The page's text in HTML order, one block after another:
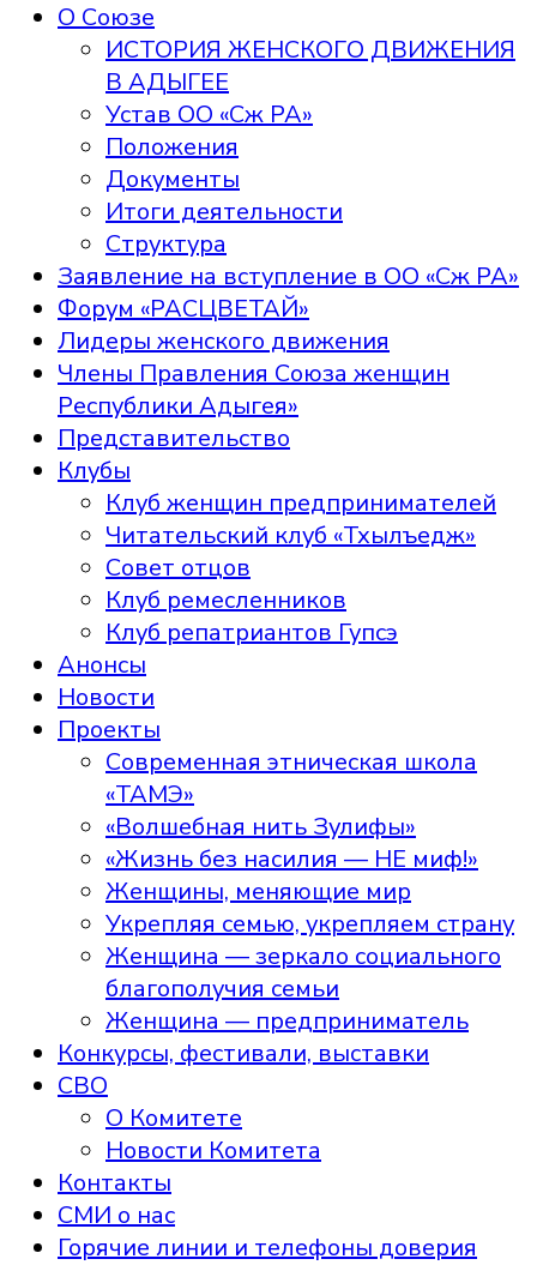
О Союзе
ИСТОРИЯ ЖЕНСКОГО ДВИЖЕНИЯ
В АДЫГЕЕ
Устав ОО «Сж РА»
Положения
Документы
Итоги деятельности
Структура
Заявление на вступление в ОО «Сж РА»
Форум «РАСЦВЕТАЙ»
Лидеры женского движения
Члены Правления Союза женщин
Республики Адыгея»
Представительство
Клубы
Клуб женщин предпринимателей
Читательский клуб «Тхылъедж»
Совет отцов
Клуб ремесленников
Клуб репатриантов Гупсэ
Анонсы
Новости
Проекты
Современная этническая школа
«ТАМЭ»
«Волшебная нить Зулифы»
«Жизнь без насилия — НЕ миф!»
Женщины, меняющие мир
Укрепляя семью, укрепляем страну
Женщина — зеркало социального
благополучия семьи
Женщина — предприниматель
Конкурсы, фестивали, выставки
СВО
О Комитете
Новости Комитета
Контакты
СМИ о нас
Горячие линии и телефоны доверия